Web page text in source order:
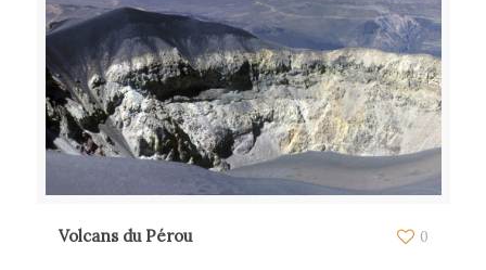
Volcans du Pérou 0